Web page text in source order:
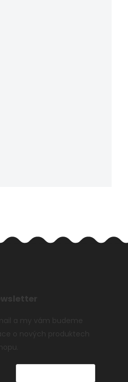
a my vám budeme
o nových produktech